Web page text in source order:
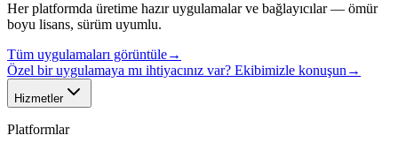
Her platformda üretime hazır uygulamalar ve bağlayıcılar — ömür
boyu lisans, sürüm uyumlu.
Tüm uygulamaları görüntüle→
Özel bir uygulamaya mı ihtiyacınız var? Ekibimizle konuşun →
Hizmetler
Platformlar